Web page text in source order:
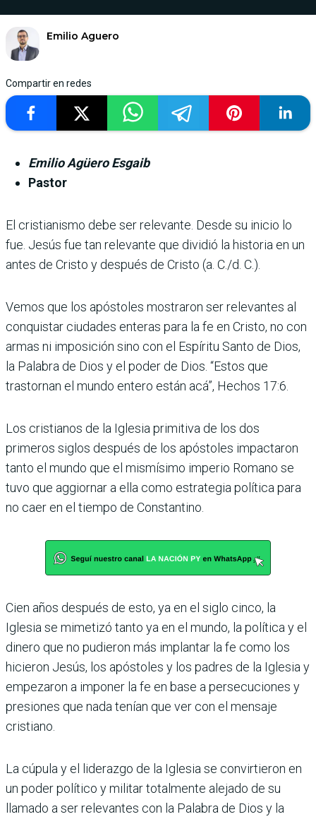
Emilio Aguero
Compartir en redes
Emilio Agüero Esgaib
Pastor
El cristianismo debe ser relevante. Desde su inicio lo
fue. Jesús fue tan relevante que dividió la historia en un
antes de Cristo y después de Cristo (a. C./d. C.).
Vemos que los apóstoles mostraron ser relevantes al
conquistar ciudades enteras para la fe en Cristo, no con
armas ni imposición sino con el Espíritu Santo de Dios,
la Palabra de Dios y el poder de Dios. “Estos que
trastornan el mundo entero están acá”, Hechos 17:6.
Los cristianos de la Iglesia primitiva de los dos
primeros siglos después de los apóstoles impactaron
tanto el mundo que el mismísimo imperio Romano se
tuvo que aggiornar a ella como estrategia política para
no caer en el tiempo de Constantino.
Cien años después de esto, ya en el siglo cinco, la
Iglesia se mimetizó tanto ya en el mundo, la política y el
dinero que no pudieron más implantar la fe como los
hicieron Jesús, los apóstoles y los padres de la Iglesia y
empezaron a imponer la fe en base a persecuciones y
presiones que nada tenían que ver con el mensaje
cristiano.
La cúpula y el liderazgo de la Iglesia se convirtieron en
un poder político y militar totalmente alejado de su
llamado a ser relevantes con la Palabra de Dios y la